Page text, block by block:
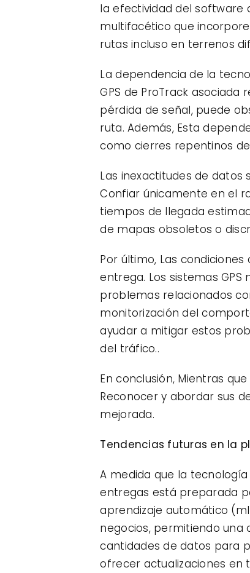
la efectividad del software
multifacético que
rutas incluso en terrenos
La dependencia de la
GPS de ProTrack
pérdida de señal, puede
ruta. Además, Esta
como cierres repentinos
Las inexactitudes de
Confiar únicamente en el
tiempos de llegada
de mapas obsoletos o
Por último, Las
entrega. Los sistemas
problemas relacionados
monitorización del
ayudar a mitigar estos
del tráfico..
En conclusión, Mientras
Reconocer y abordar sus
mejorada.
Tendencias futuras en la
A medida que la
entregas está preparada
aprendizaje automático
negocios, permitiendo una
cantidades de datos para
ofrecer actualizaciones en